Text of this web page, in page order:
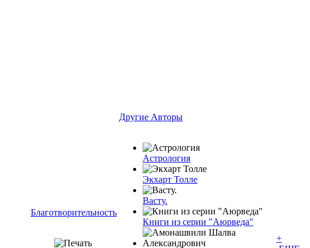
Благотворительность
Другие Aвторы
Астрология
Экхарт Толле
Васту.
Книги из серии "Аюрведа"
+